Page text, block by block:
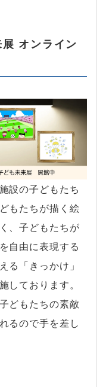
展 オンライン
設の子どもたち
もたちが描く絵
、子どもたちが
自由に表現する
る「きっかけ」
しております。
どもたちの素敵
るので手を差し